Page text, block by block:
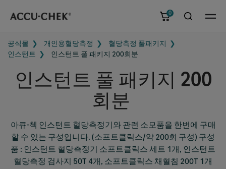
0 메뉴
공식몰 개인용혈당측정
혈당측정 풀패키지
인스턴트
인스턴트 풀 패키지 200회분
인스턴트 풀 패키지 200
회분
아큐-첵 인스턴트 혈당측정기와 관련 소모품을 한번에 구매
할 수 있는 구성입니다. (소프트클릭스/약 200회 구성) 구성
품 : 인스턴트 혈당측정기 소프트클릭스 세트 1개, 인스턴트
혈당측정 검사지 50T 4개, 소프트클릭스 채혈침 200T 1개